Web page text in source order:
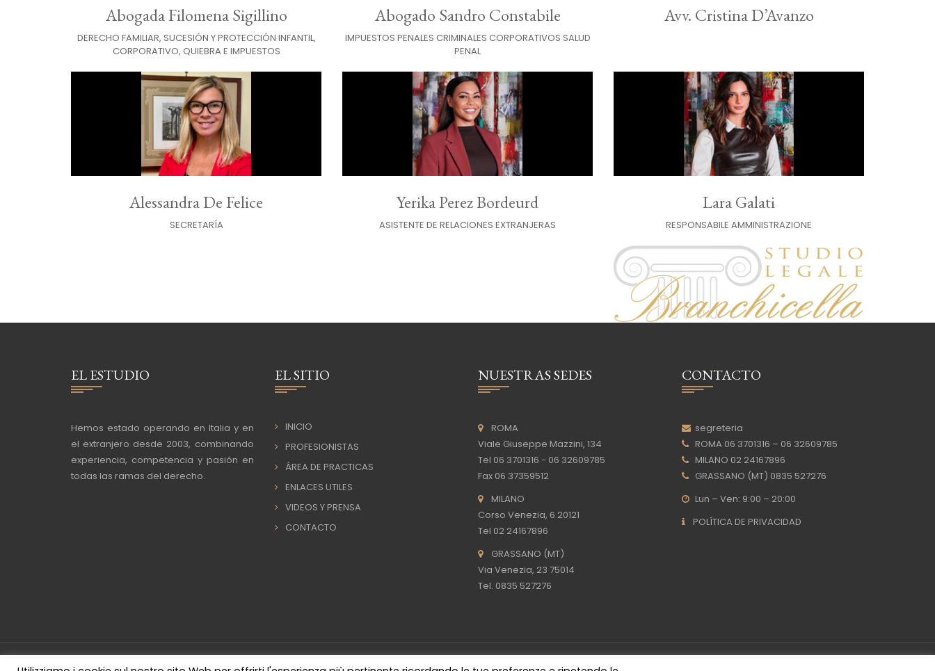
Abogada Filomena Sigillino
DERECHO FAMILIAR, SUCESIÓN Y PROTECCIÓN INFANTIL,
CORPORATIVO, QUIEBRA E IMPUESTOS
Abogado Sandro Constabile
IMPUESTOS PENALES CRIMINALES CORPORATIVOS SALUD
PENAL
Avv. Cristina D’Avanzo
Alessandra De Felice
SECRETARÍA
Yerika Perez Bordeurd
ASISTENTE DE RELACIONES EXTRANJERAS
Lara Galati
RESPONSABILE AMMINISTRAZIONE
EL ESTUDIO
Hemos estado operando en Italia y en
el extranjero desde 2003, combinando
experiencia, competencia y pasión en
todas las ramas del derecho.
EL SITIO
INICIO
PROFESIONISTAS
ÁREA DE PRACTICAS
ENLACES UTILES
VIDEOS Y PRENSA
CONTACTO
NUESTRAS SEDES
ROMA
Viale Giuseppe Mazzini, 134
Tel 06 3701316 - 06 32609785
Fax 06 37359512
MILANO
Corso Venezia, 6 20121
Tel 02 24167896
GRASSANO (MT)
Via Venezia, 23 75014
Tel. 0835 527276
CONTACTO
segreteria
ROMA 06 3701316 – 06 32609785
MILANO 02 24167896
GRASSANO (MT) 0835 527276
Lun – Ven: 9:00 – 20:00
POLÍTICA DE PRIVACIDAD